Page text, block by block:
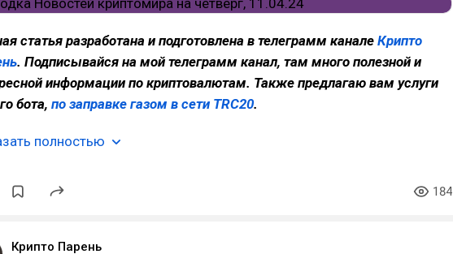
статья разработана и подготовлена в телеграмм канале Крипто
. Подписывайся на мой телеграмм канал, там много полезной и
информации по криптовалютам. Также предлагаю вам услуги
бота, по заправке газом в сети TRC20.
полностью
184
Крипто Парень